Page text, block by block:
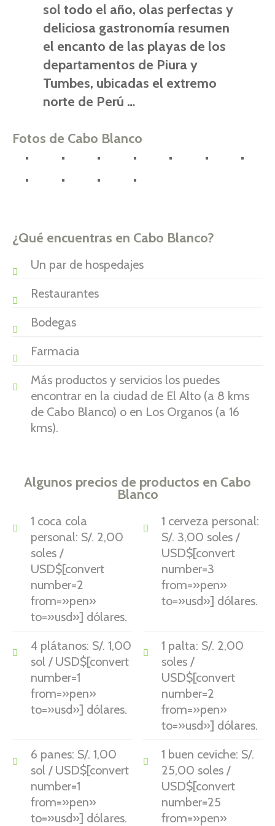
sol todo el año, olas perfectas y
deliciosa gastronomía resumen
el encanto de las playas de los
departamentos de Piura y
Tumbes, ubicadas el extremo
norte de Perú …
Fotos de Cabo Blanco
¿Qué encuentras en Cabo Blanco?
Un par de hospedajes
Restaurantes
Bodegas
Farmacia
Más productos y servicios los puedes
encontrar en la ciudad de El Alto (a 8 kms
de Cabo Blanco) o en Los Organos (a 16
kms).
Algunos precios de productos en Cabo
Blanco
1 coca cola
personal: S/. 2,00
soles /
USD$[convert
number=2
from=»pen»
to=»usd»] dólares.
1 cerveza personal:
S/. 3,00 soles /
USD$[convert
number=3
from=»pen»
to=»usd»] dólares.
4 plátanos: S/. 1,00
sol / USD$[convert
number=1
from=»pen»
to=»usd»] dólares.
1 palta: S/. 2,00
soles /
USD$[convert
number=2
from=»pen»
to=»usd»] dólares.
6 panes: S/. 1,00
sol / USD$[convert
number=1
from=»pen»
to=»usd»] dólares.
1 buen ceviche: S/.
25,00 soles /
USD$[convert
number=25
from=»pen»